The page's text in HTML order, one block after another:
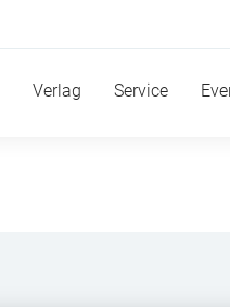
Verlag Service